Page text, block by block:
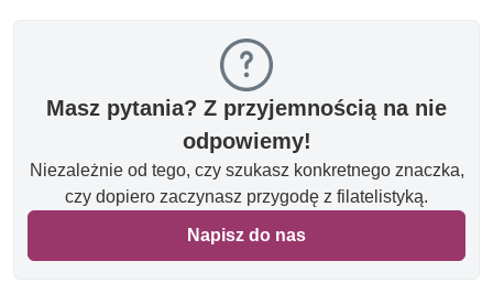
Masz pytania? Z przyjemnością na nie
odpowiemy!
Niezależnie od tego, czy szukasz konkretnego znaczka,
czy dopiero zaczynasz przygodę z filatelistyką.
Napisz do nas